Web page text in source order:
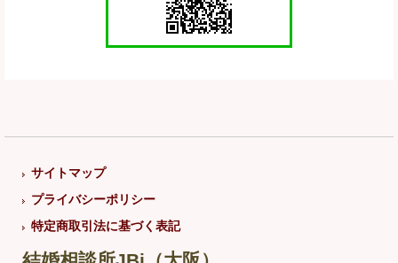
サイトマップ
プライバシーポリシー
特定商取引法に基づく表記